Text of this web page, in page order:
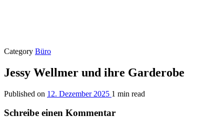
Category Büro
Jessy Wellmer und ihre Garderobe
Published on 12. Dezember 2025 1 min read
Schreibe einen Kommentar